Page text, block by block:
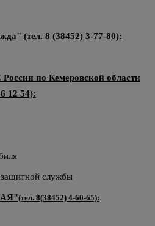
(тел. 8 (38452) 3-77-80):
по Кемеровской области
12 54):
службы
(тел. 8(38452) 4-60-65):